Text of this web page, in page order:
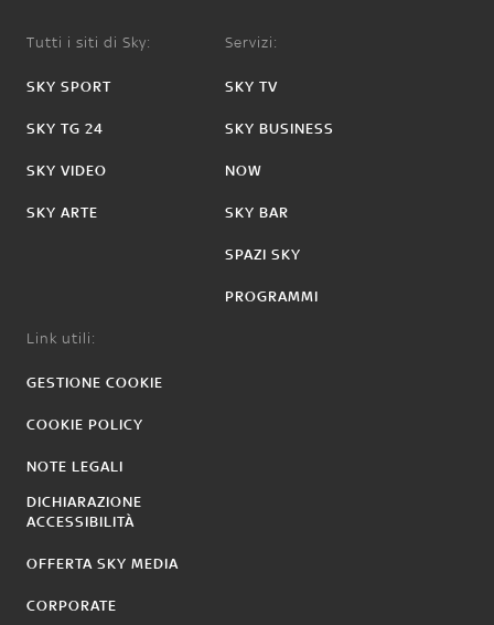
Tutti i siti di Sky:
SKY SPORT
SKY TG 24
SKY VIDEO
SKY ARTE
Servizi:
SKY TV
SKY BUSINESS
NOW
SKY BAR
SPAZI SKY
PROGRAMMI
Link utili:
GESTIONE COOKIE
COOKIE POLICY
NOTE LEGALI
DICHIARAZIONE
ACCESSIBILITÀ
OFFERTA SKY MEDIA
CORPORATE